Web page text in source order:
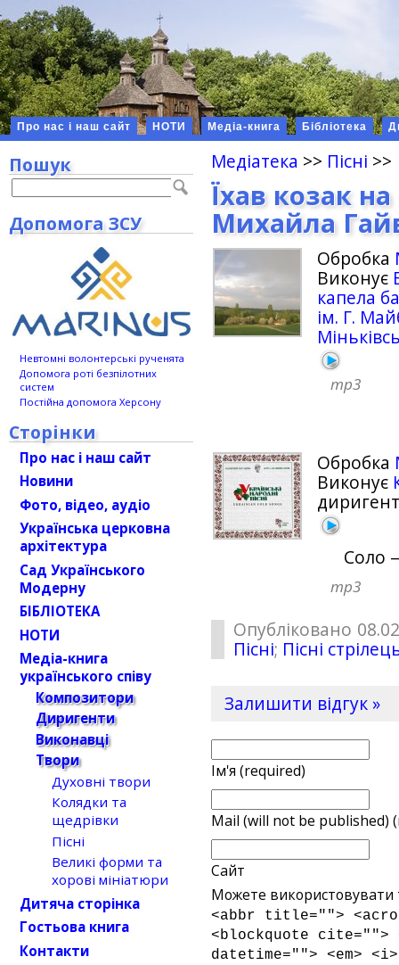
Про нас і наш сайт НОТИ Медіа-книга Бібліотека
Медіатека >> Пісні >>
Їхав козак
Михайла
Обробка
Виконує
капела
ім. Г.
mp3
Обробка
Виконує
Соло
mp3
Опубліковано
Пісні; Пісні
Залишити відгук »
Ім'я (required)
Mail (will not be published)
Сайт
Можете використовувати
<abbr title="">
<blockquote cite="">
datetime=""> <em>
Пошук
Допомога ЗСУ
Невтомні волонтерські рученята
Допомога роті безпілотних
систем
Постійна допомога Херсону
Сторінки
Про нас і наш сайт
Новини
Фото, відео, аудіо
Українська церковна
архітектура
Сад Українського
Модерну
БІБЛІОТЕКА
НОТИ
Медіа-книга
українського співу
Композитори
Диригенти
Виконавці
Твори
Духовні твори
Колядки та
щедрівки
Пісні
Великі форми та
хорові мініатюри
Дитяча сторінка
Гостьова книга
Контакти